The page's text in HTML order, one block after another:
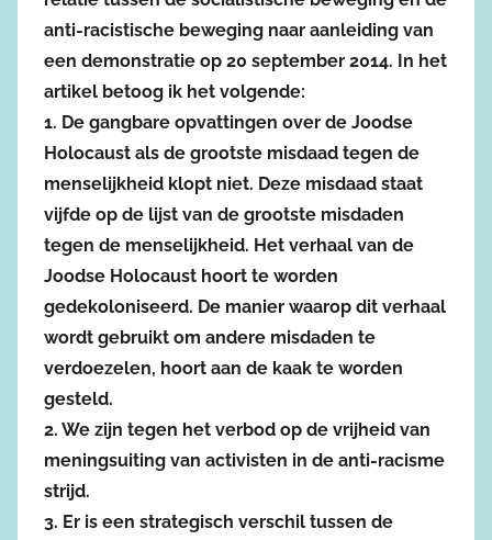
anti-racistische beweging naar aanleiding van
een demonstratie op 20 september 2014. In het
artikel betoog ik het volgende:
1. De gangbare opvattingen over de Joodse
Holocaust als de grootste misdaad tegen de
menselijkheid klopt niet. Deze misdaad staat
vijfde op de lijst van de grootste misdaden
tegen de menselijkheid. Het verhaal van de
Joodse Holocaust hoort te worden
gedekoloniseerd. De manier waarop dit verhaal
wordt gebruikt om andere misdaden te
verdoezelen, hoort aan de kaak te worden
gesteld.
2. We zijn tegen het verbod op de vrijheid van
meningsuiting van activisten in de anti-racisme
strijd.
3. Er is een strategisch verschil tussen de